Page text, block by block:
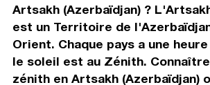
Artsakh (Azerbaïdjan) ?
est un Territoire de
Orient. Chaque pays a une
le soleil est au Zénith. Connaître
zénith en Artsakh (Azerbaïdjan)